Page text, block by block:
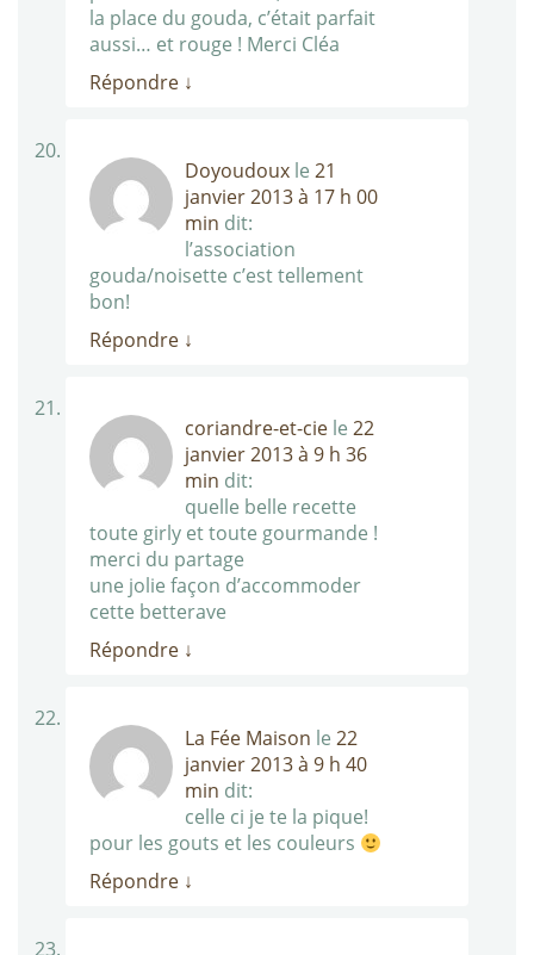
la place du gouda, c’était parfait
aussi… et rouge ! Merci Cléa
Répondre ↓
Doyoudoux le 21
janvier 2013 à 17 h 00
min dit:
l’association
gouda/noisette c’est tellement
bon!
Répondre ↓
coriandre-et-cie le 22
janvier 2013 à 9 h 36
min dit:
quelle belle recette
toute girly et toute gourmande !
merci du partage
une jolie façon d’accommoder
cette betterave
Répondre ↓
La Fée Maison le 22
janvier 2013 à 9 h 40
min dit:
celle ci je te la pique!
pour les gouts et les couleurs
Répondre ↓